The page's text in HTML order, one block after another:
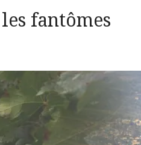
fantômes